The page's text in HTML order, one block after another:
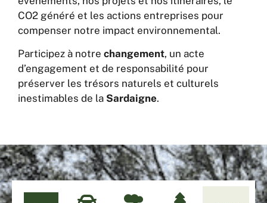
CO2 généré et les actions entreprises pour
compenser notre impact environnemental.
Participez à notre changement, un acte
d’engagement et de responsabilité pour
préserver les trésors naturels et culturels
inestimables de la Sardaigne.